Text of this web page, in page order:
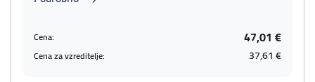
Cena: 47,01 €
Cena za vzreditelje: 37,61 €